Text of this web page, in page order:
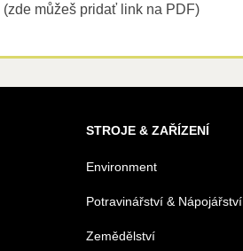
(zde můžeš pridať link na PDF)
STROJE & ZAŘÍZENÍ
Environment
Potravinářství & Nápojářství
Zemědělství